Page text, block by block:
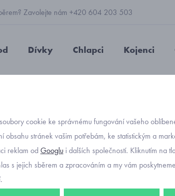
Zavolejte nám +420 604 203 503
Dívky Chlapci Kojenci
-20%
cookie ke správnému fungování vašeho
obsahu stránek vašim potřebám, ke statistickým a
reklam odGooglu i dalších společností. Kliknutím na
s jejich sběrem a zpracováním a my vám